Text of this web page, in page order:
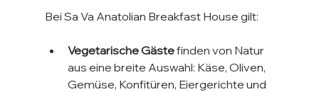
Bei Sa Va Anatolian Breakfast House gilt:
Vegetarische Gäste finden von Natur
aus eine breite Auswahl: Käse, Oliven,
Gemüse, Konfitüren, Eiergerichte und